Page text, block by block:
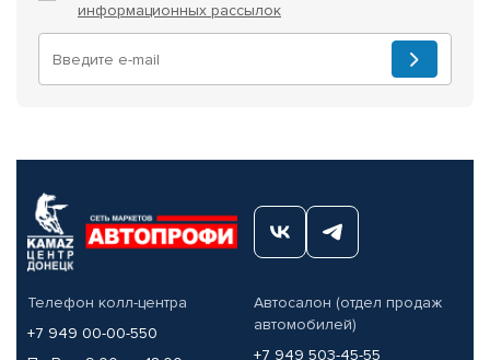
информационных рассылок
Телефон колл-центра
+7 949 00-00-550
Автосалон (отдел продаж
автомобилей)
+7 949 503-45-55